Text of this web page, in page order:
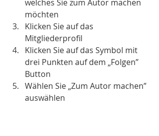
welches Sie zum Autor machen
möchten
Klicken Sie auf das
Mitgliederprofil
Klicken Sie auf das Symbol mit
drei Punkten auf dem „Folgen”
Button
Wählen Sie „Zum Autor machen”
auswählen